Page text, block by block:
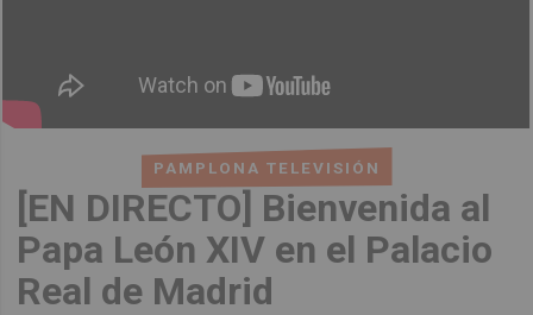
PAMPLONA TELEVISIÓN
[EN DIRECTO] Bienvenida al
Papa León XIV en el Palacio
Real de Madrid